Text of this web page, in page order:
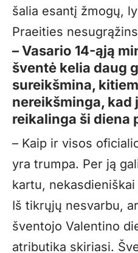
šalia esantį žmogų,
Praeities
– Vasario 14-ąją
šventė kelia daug
sureikšmina,
nereikšminga, kad
reikalinga ši diena
– Kaip ir visos
yra trumpa. Per ją
kartu,
Iš tikrųjų nesvarbu,
šventojo Valentino
atributika skiriasi.